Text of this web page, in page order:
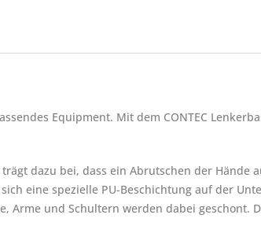
Equipment. Mit dem CONTEC
dazu bei, dass ein Abrutschen der Hände
eine spezielle PU-Beschichtung auf der
Arme und Schultern werden dabei geschont.